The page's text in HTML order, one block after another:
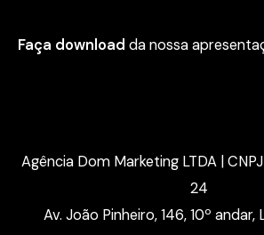
Faça download da nossa
Agência Dom Marketing LTDA |
24
Av. João Pinheiro, 146, 10º